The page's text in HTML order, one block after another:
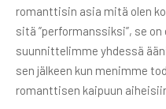
romanttisin asia mitä olen
sitä ”performanssiksi”, se
suunnittelimme yhdessä
sen jälkeen kun menimme
romanttisen kaipuun